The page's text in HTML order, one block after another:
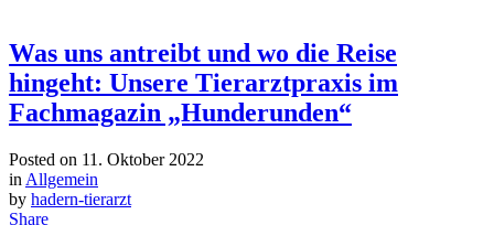
Was uns antreibt und wo die Reise
hingeht: Unsere Tierarztpraxis im
Fachmagazin „Hunderunden“
Posted on 11. Oktober 2022
in Allgemein
by hadern-tierarzt
Share